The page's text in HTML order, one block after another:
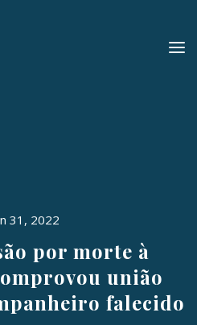
31, 2022
por morte à
união
falecido